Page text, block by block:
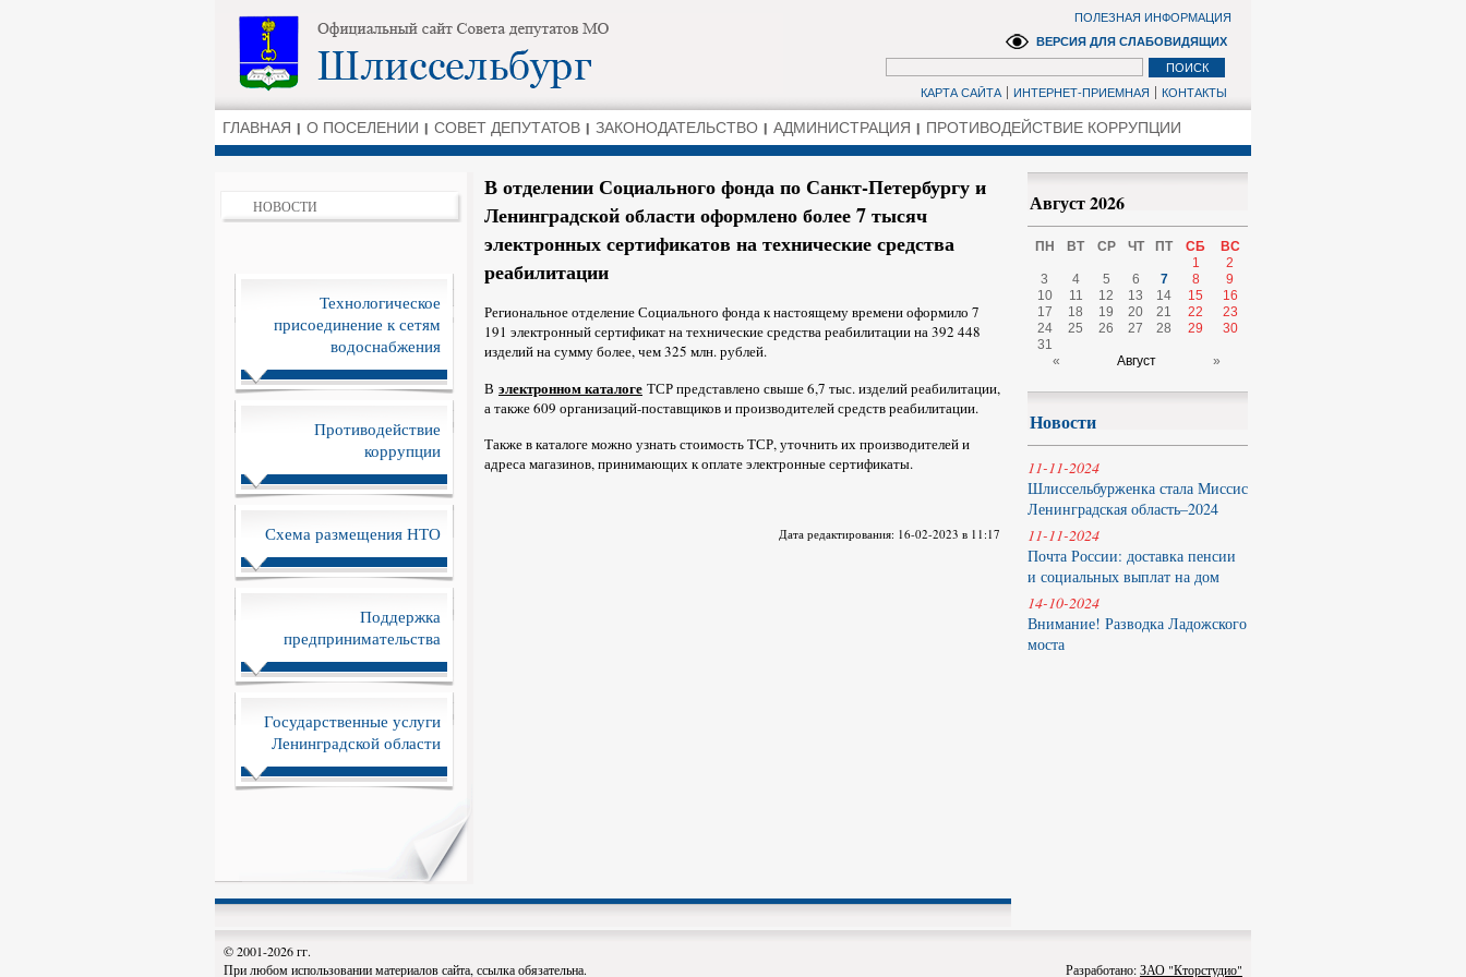
КАРТА САЙТА ИНТЕРНЕТ-ПРИЕМНАЯ КОНТАКТЫ
ВЕРСИЯ ДЛЯ СЛАБОВИДЯЩИХ
ПОЛЕЗНАЯ ИНФОРМАЦИЯ
ГЛАВНАЯ О ПОСЕЛЕНИИ СОВЕТ ДЕПУТАТОВ ЗАКОНОДАТЕЛЬСТВО АДМИНИСТРАЦИЯ ПРОТИВОДЕЙСТВИЕ КОРРУПЦИИ
НОВОСТИ
Технологическое
присоединение к сетям
водоснабжения
Противодействие
коррупции
Схема размещения НТО
Поддержка
предпринимательства
Государственные услуги
Ленинградской области
В отделении Социального фонда по Санкт-Петербургу и
Ленинградской области оформлено более 7 тысяч
электронных сертификатов на технические средства
реабилитации
Региональное отделение Социального фонда к настоящему времени оформило 7
191 электронный сертификат на технические средства реабилитации на 392 448
изделий на сумму более, чем 325 млн. рублей.
В электронном каталоге ТСР представлено свыше 6,7 тыс. изделий реабилитации,
а также 609 организаций-поставщиков и производителей средств реабилитации.
Также в каталоге можно узнать стоимость ТСР, уточнить их производителей и
адреса магазинов, принимающих к оплате электронные сертификаты.
Дата редактирования: 16-02-2023 в 11:17
Август 2026
ПН ВТ СР ЧТ ПТ СБ
ВС
1
2
3
4 5 6 7 8
9
10
11 12 13 14 15
16
17
18 19 20 21 22
23
24
25 26 27 28 29
30
31
«
Август »
Новости
11-11-2024
Шлиссельбурженка стала Миссис
Ленинградская область–2024
11-11-2024
Почта России: доставка пенсии
и социальных выплат на дом
14-10-2024
Внимание! Разводка Ладожского
моста
© 2001-2026 гг.
Разработано:ЗАО "Кторстудио"
При любом использовании материалов сайта, ссылка обязательна.